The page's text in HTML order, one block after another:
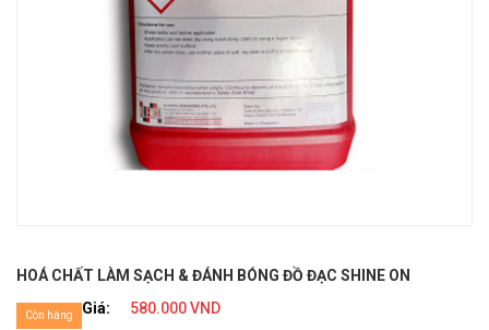
HOÁ CHẤT LÀM SẠCH & ĐÁNH BÓNG ĐỒ ĐẠC SHINE ON
Giá:
580.000 VND
Còn hàng